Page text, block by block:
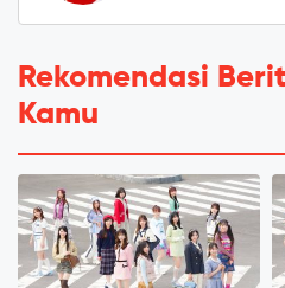
Rekomendasi
Kamu